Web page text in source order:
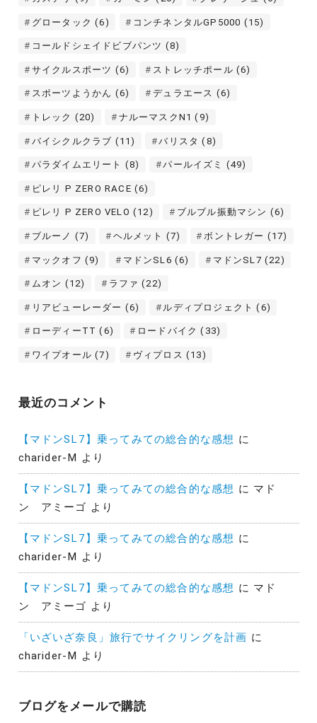
グロータック (6) コンチネンタルGP5000 (15)
コールドシェイドビブパンツ (8)
サイクルスポーツ (6) ストレッチポール (6)
スポーツようかん (6) デュラエース (6)
トレック (20) ナルーマスクN1 (9)
バイシクルクラブ (11) バリスタ (8)
パラダイムエリート (8) パールイズミ (49)
ピレリ P ZERO RACE (6)
ピレリ P ZERO VELO (12) ブルブル振動マシン (6)
ブルーノ (7) ヘルメット (7) ボントレガー (17)
マックオフ (9) マドンSL6 (6) マドンSL7 (22)
ムオン (12) ラファ (22)
リアビューレーダー (6) ルディプロジェクト (6)
ローディーTT (6) ロードバイク (33)
ワイプオール (7) ヴィプロス (13)
最近のコメント
【マドンSL7】乗ってみての総合的な感想 に
charider-M より
【マドンSL7】乗ってみての総合的な感想 に マド
ン アミーゴ より
【マドンSL7】乗ってみての総合的な感想 に
charider-M より
【マドンSL7】乗ってみての総合的な感想 に マド
ン アミーゴ より
「いざいざ奈良」旅行でサイクリングを計画 に
charider-M より
ブログをメールで購読